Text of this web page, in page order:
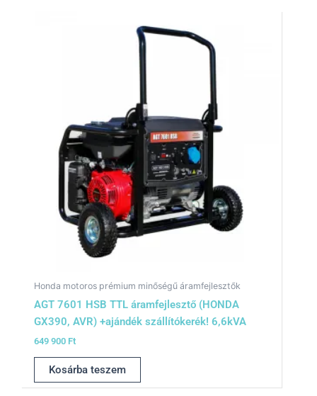
Honda motoros prémium minőségű áramfejlesztők
AGT 7601 HSB TTL áramfejlesztő (HONDA
GX390, AVR) +ajándék szállítókerék! 6,6kVA
649 900 Ft
Kosárba teszem